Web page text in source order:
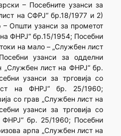
– Посебните узанси за
на СФРЈ“ бр.18/1977 и 2)
– Општи узанси за прометот
ФНРЈ“ бр.15/1954; Посебни
на мало – „Службен лист
узанси за одделни
„Службен лист на ФНРЈ“ бр.
узанси за трговија со
на ФНРЈ“ бр. 25/1960;
со грав „Службен лист на
узанси за трговија со
бр. 25/1960; Посебни
арпа „Службен лист на